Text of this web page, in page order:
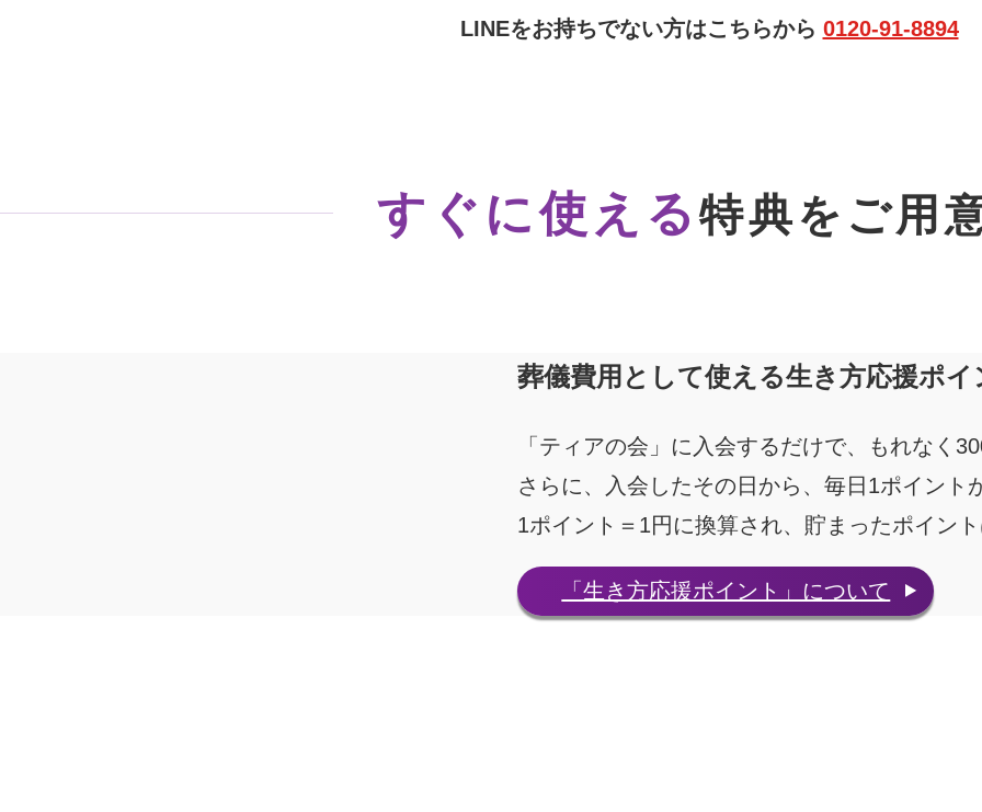
LINEをお持ちでない方はこちらから 0120-91-8894
すぐに使える特典をご用
葬儀費用として使える生き方応援ポイ
「ティアの会」に入会するだけで、もれなく
さらに、入会したその日から、毎日1ポイント
1ポイント＝1円に換算され、貯まったポイン
「生き方応援ポイント」について